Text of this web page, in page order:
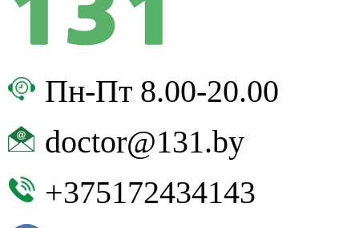
Пн-Пт 8.00-20.00
doctor@131.by
+375172434143